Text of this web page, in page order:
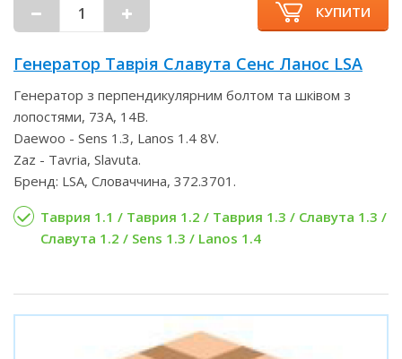
КУПИТИ
Генератор Таврія Славута Сенс Ланос LSA
Генератор з перпендикулярним болтом та шківом з
лопостями, 73А, 14В.
Daewoo - Sens 1.3, Lanos 1.4 8V.
Zaz - Tavria, Slavuta.
Бренд: LSA, Словаччина, 372.3701.
Таврия 1.1 / Таврия 1.2 / Таврия 1.3 / Славута 1.3 /
Славута 1.2 / Sens 1.3 / Lanos 1.4